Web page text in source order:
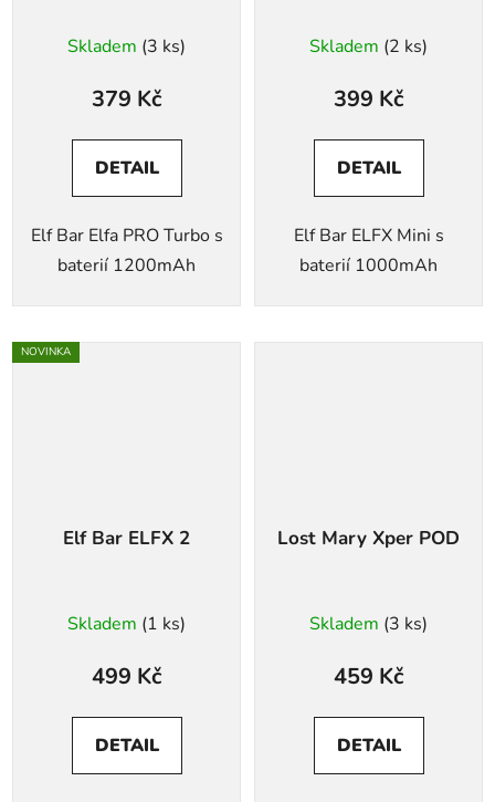
Skladem (3 ks)
379 Kč
DETAIL
Elf Bar Elfa PRO Turbo s
baterií 1200mAh
Skladem (2 ks)
399 Kč
DETAIL
Elf Bar ELFX Mini s
baterií 1000mAh
NOVINKA
Elf Bar ELFX 2
Skladem (1 ks)
499 Kč
DETAIL
Lost Mary Xper POD
Skladem (3 ks)
459 Kč
DETAIL